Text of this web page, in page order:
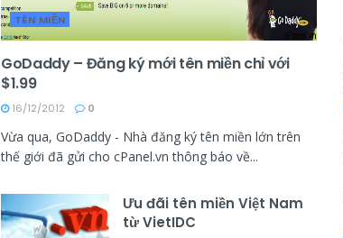
TÊN MIỀN
GoDaddy – Đăng ký mới tên miền chỉ với
$1.99
16/12/2012 0
Vừa qua, GoDaddy - Nhà đăng ký tên miền lớn trên
thế giới đã gửi cho cPanel.vn thông báo về...
Ưu đãi tên miền Việt Nam
từ VietIDC